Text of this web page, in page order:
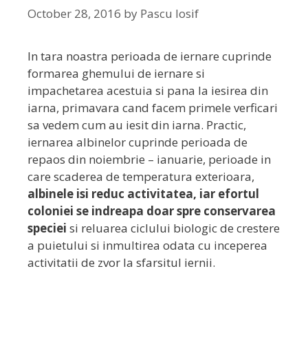
October 28, 2016 by Pascu Iosif
In tara noastra perioada de iernare cuprinde
formarea ghemului de iernare si
impachetarea acestuia si pana la iesirea din
iarna, primavara cand facem primele verficari
sa vedem cum au iesit din iarna. Practic,
iernarea albinelor cuprinde perioada de
repaos din noiembrie – ianuarie, perioade in
care scaderea de temperatura exterioara,
albinele isi reduc activitatea, iar efortul
coloniei se indreapa doar spre conservarea
speciei si reluarea ciclului biologic de crestere
a puietului si inmultirea odata cu inceperea
activitatii de zvor la sfarsitul iernii.